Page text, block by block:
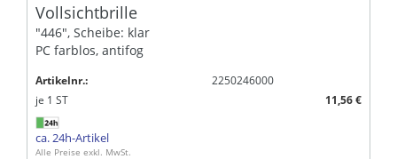
Vollsichtbrille
"446", Scheibe: klar
PC farblos, antifog
Artikelnr.:
2250246000
je 1 ST 11,56 €
ca. 24h-Artikel
Alle Preise exkl. MwSt.